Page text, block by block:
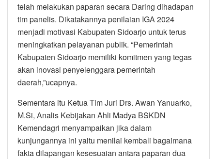
telah melakukan paparan secara Daring dihadapan
tim panelis. Dikatakannya penilaian IGA 2024
menjadi motivasi Kabupaten Sidoarjo untuk terus
meningkatkan pelayanan publik. “Pemerintah
Kabupaten Sidoarjo memiliki komitmen yang tegas
akan inovasi penyelenggara pemerintah
daerah,”ucapnya.
Sementara itu Ketua Tim Juri Drs. Awan Yanuarko,
M.Si, Analis Kebijakan Ahli Madya BSKDN
Kemendagri menyampaikan jika dalam
kunjungannya ini yaitu menilai kembali bagaimana
fakta dilapangan kesesuaian antara paparan dua